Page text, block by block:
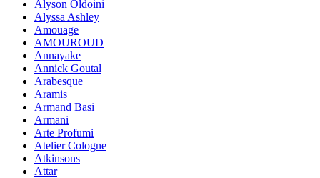
Alyson Oldoini
Alyssa Ashley
Amouage
AMOUROUD
Annayake
Annick Goutal
Arabesque
Aramis
Armand Basi
Armani
Arte Profumi
Atelier Cologne
Atkinsons
Attar